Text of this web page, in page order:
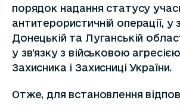
порядок надання статусу
антитерористичній операції, у
Донецькій та Луганській
у зв’язку з військовою
Захисника і Захисниці України.
Отже, для встановлення